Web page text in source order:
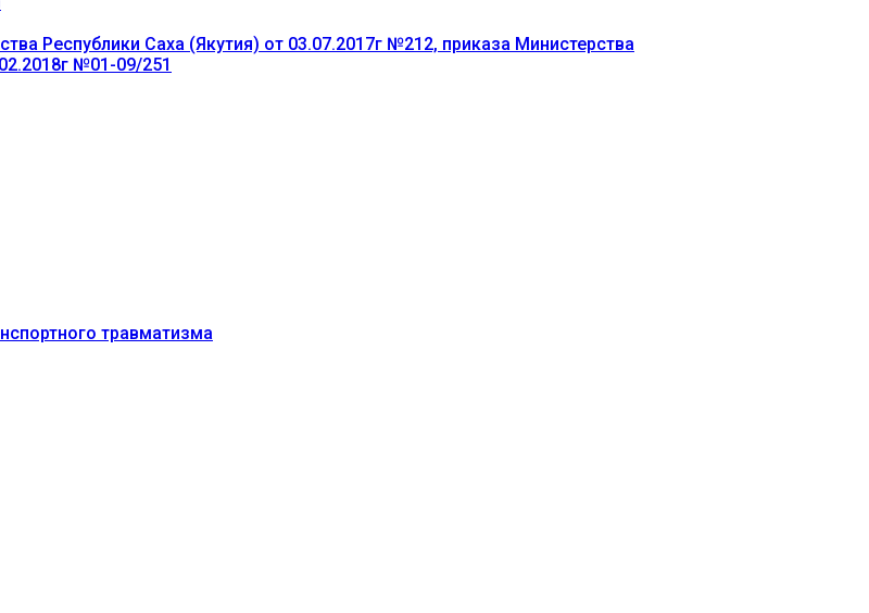
Республики Саха (Якутия) от 03.07.2017г №212, приказа Министерства
№01-09/251
травматизма